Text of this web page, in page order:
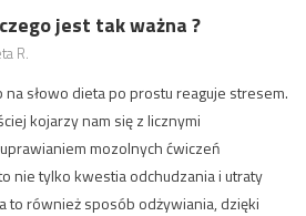
jest tak ważna ?
R.
słowo dieta po prostu reaguje stresem.
kojarzy nam się z licznymi
mozolnych ćwiczeń
nie tylko kwestia odchudzania i utraty
to również sposób odżywiania, dzięki